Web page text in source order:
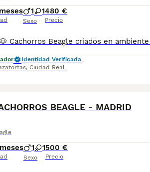
1 1
Sexo
480 €
Precio
Identidad Verificada
, Ciudad Real
BEAGLE - MADRID
1 1
Sexo
500 €
Precio